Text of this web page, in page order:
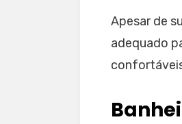
Apesar de
adequado